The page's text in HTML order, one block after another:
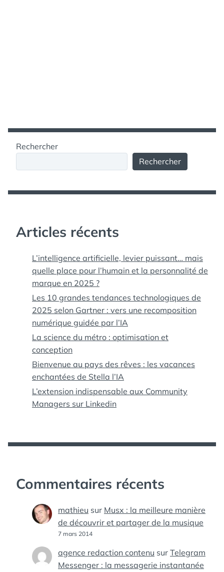
Rechercher
Rechercher
Articles récents
L’intelligence artificielle, levier puissant… mais
quelle place pour l’humain et la personnalité de
marque en 2025 ?
Les 10 grandes tendances technologiques de
2025 selon Gartner : vers une recomposition
numérique guidée par l’IA
La science du métro : optimisation et
conception
Bienvenue au pays des rêves : les vacances
enchantées de Stella l’IA
L’extension indispensable aux Community
Managers sur Linkedin
Commentaires récents
mathieu sur Musx : la meilleure manière
de découvrir et partager de la musique
7 mars 2014
agence redaction contenu sur Telegram
Messenger : la messagerie instantanée